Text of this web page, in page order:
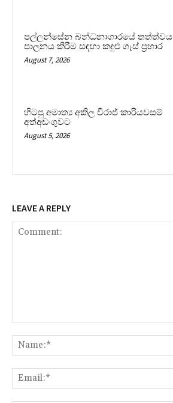
පල්ලන්සේන බන්ධනාගාරයේ තත්ත්වය
පාලනය කිරීම සඳහා කඳුළු ගෑස් ප්‍රහාර
August 7, 2026
හිටපු අමාත්‍ය අකිල විරාජ් කාරියවසම්
අත්අඩංගුවට
August 5, 2026
LEAVE A REPLY